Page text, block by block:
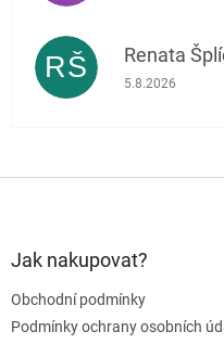
RŠ Renata
Hodnocení
5.8.2026
Jak nakupovat?
Obchodní podmínky
Podmínky ochrany osobních